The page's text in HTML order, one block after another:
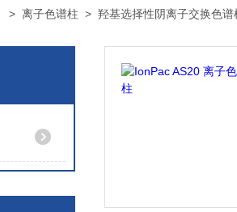
> 离子色谱柱 > 羟基选择性阴离子交换色谱